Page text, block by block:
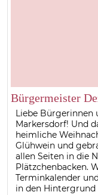
Bürgermeister
Liebe Bürgerinnen
Markersdorf! Und
heimliche
Glühwein und
allen Seiten in die
Plätzchenbacken.
Terminkalender
in den Hintergrund